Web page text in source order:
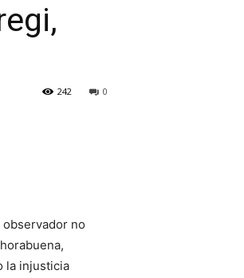
0
242
observador no
la injusticia